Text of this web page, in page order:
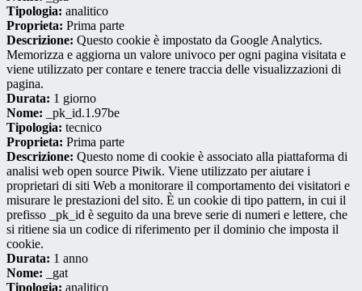
Tipologia: analitico
Proprieta: Prima parte
Descrizione: Questo cookie è impostato da Google Analytics.
Memorizza e aggiorna un valore univoco per ogni pagina visitata e
viene utilizzato per contare e tenere traccia delle visualizzazioni di
pagina.
Durata: 1 giorno
Nome: _pk_id.1.97be
Tipologia: tecnico
Proprieta: Prima parte
Descrizione: Questo nome di cookie è associato alla piattaforma di
analisi web open source Piwik. Viene utilizzato per aiutare i
proprietari di siti Web a monitorare il comportamento dei visitatori e
misurare le prestazioni del sito. È un cookie di tipo pattern, in cui il
prefisso _pk_id è seguito da una breve serie di numeri e lettere, che
si ritiene sia un codice di riferimento per il dominio che imposta il
cookie.
Durata: 1 anno
Nome: _gat
Tipologia: analitico